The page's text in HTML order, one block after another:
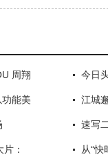
周翔 今日
能美 江城
速写
： 从“